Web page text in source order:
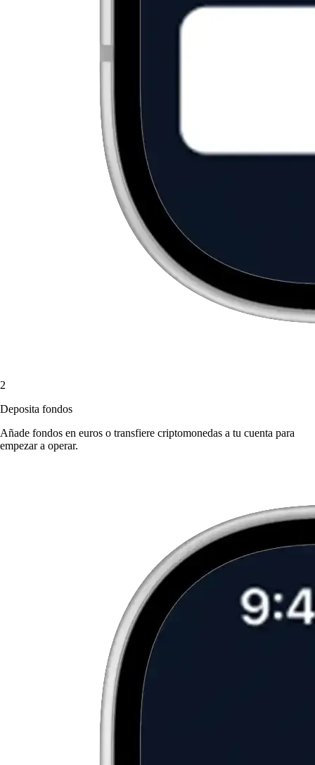
2
Deposita fondos
Añade fondos en euros o transfiere criptomonedas a tu cuenta para
empezar a operar.